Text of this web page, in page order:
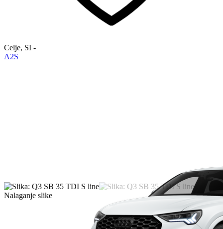
Celje, SI -
A2S
Nalaganje slike